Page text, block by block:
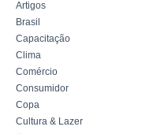
Artigos
Brasil
Capacitação
Clima
Comércio
Consumidor
Copa
Cultura & Lazer